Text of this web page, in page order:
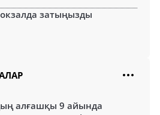
затыңызды
алғашқы 9 айында